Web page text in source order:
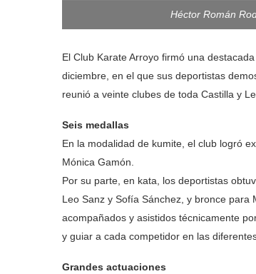
Héctor Román
El Club Karate Arroyo firmó una
diciembre, en el que sus deportistas
reunió a veinte clubes de toda Castilla y
Seis medallas
En la modalidad de kumite, el club logró
Mónica Gamón.
Por su parte, en kata, los deportistas
Leo Sanz y Sofía Sánchez, y bronce para
acompañados y asistidos técnicamente
y guiar a cada competidor en las
Grandes actuaciones